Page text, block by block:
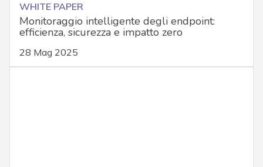
WHITE PAPER
Monitoraggio intelligente degli endpoint:
efficienza, sicurezza e impatto zero
28 Mag 2025